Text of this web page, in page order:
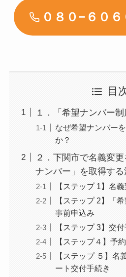
０８０−６０６
目
１．「希望ナンバー
なぜ希望ナンバー
か？
２．下関市で名義変
ナンバー」を取得する
【ステップ 1】名
【ステップ 2】「
事前申込み
【ステップ 3】交
【ステップ４】予
【ステップ ５】名
ート交付手続き